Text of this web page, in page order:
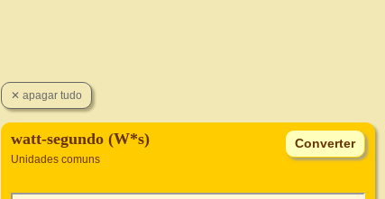
watt-segundo (W*s)
Unidades comuns